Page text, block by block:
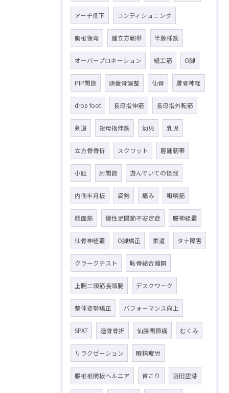
アーチ低下 コンディショニング
胸椎後弯 踵立方靭帯 半膜様筋
オーバープロネーション 縫工筋 O脚
PIP関節 頭蓋骨調整 仙骨 腓骨神経
drop foot 長母指伸筋 長母指外転筋
剣道 短母指伸筋 幼児 乳児
立方骨骨折 スクワット 脛踵靭帯
小趾 肘関節 遊んでいての怪我
内側半月板 姿勢 痛み 咀嚼筋
顔面筋 慢性足関節不安定症 腰神経叢
仙骨神経叢 O脚矯正 柔道 タナ障害
クラークテスト 恥骨結合離開
上腕二頭筋長頭腱 デスクワーク
整体姿勢矯正 パフォーマンス向上
SPAT 踵骨骨折 仙腸関節痛 むくみ
リラクゼーション 眼精疲労
腰椎椎間板ヘルニア 首こり 羽田空港